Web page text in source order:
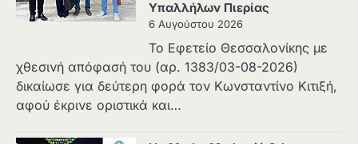
Υπαλλήλων Πιερίας
6 Αυγούστου 2026
Το Εφετείο Θεσσαλονίκης με
χθεσινή απόφασή του (αρ. 1383/03-08-2026)
δικαίωσε για δεύτερη φορά τον Κωνσταντίνο Κιτιξή,
αφού έκρινε οριστικά και…